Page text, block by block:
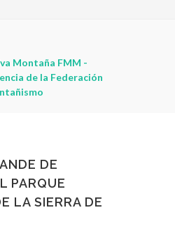
Montaña FMM -
de la Federación
DE
PARQUE
LA SIERRA DE